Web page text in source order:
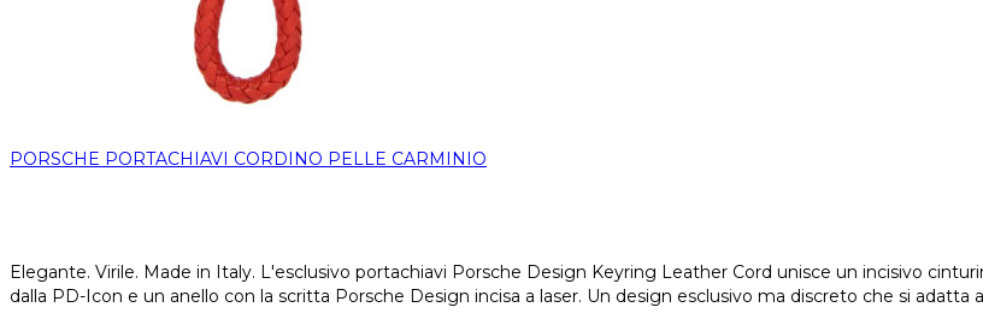
PORSCHE PORTACHIAVI CORDINO PELLE CARMINIO
Elegante. Virile. Made in Italy. L'esclusivo portachiavi Porsche Design Keyring Leather Cord unisce un incisivo
dalla PD-Icon e un anello con la scritta Porsche Design incisa a laser. Un design esclusivo ma discreto che si